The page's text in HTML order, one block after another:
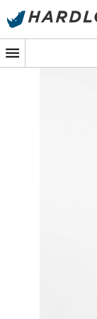
Promos d'été 🔥
manque pas
Dans les forêts
vous
Son design